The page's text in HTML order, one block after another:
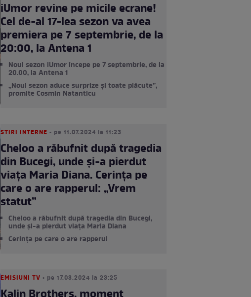
iUmor revine pe micile ecrane!
Cel de-al 17-lea sezon va avea
premiera pe 7 septembrie, de la
20:00, la Antena 1
Noul sezon iUmor începe pe 7 septembrie, de la
20.00, la Antena 1
„Noul sezon aduce surprize și toate plăcute”,
promite Cosmin Natanticu
STIRI INTERNE • pe 11.07.2024 la 11:23
Cheloo a răbufnit după tragedia
din Bucegi, unde și-a pierdut
viața Maria Diana. Cerința pe
care o are rapperul: „Vrem
statut”
Cheloo a răbufnit după tragedia din Bucegi,
unde și-a pierdut viața Maria Diana
Cerința pe care o are rapperul
EMISIUNI TV • pe 17.03.2024 la 23:25